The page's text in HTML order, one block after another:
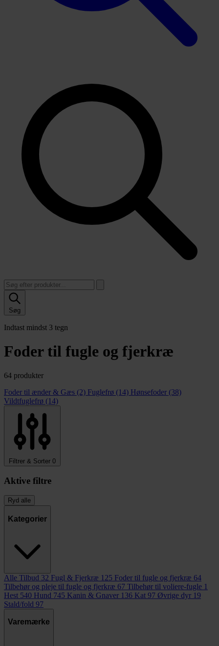
Søg
Indtast mindst 3 tegn
Foder til fugle og fjerkræ
64 produkter
Foder til ænder & Gæs (2) Fuglefrø (14) Hønsefoder (38)
Vildtfuglefrø (14)
Filtrer & Sorter 0
Aktive filtre
Ryd alle
Kategorier
Alle Tilbud 32 Fugl & Fjerkræ 125 Foder til fugle og fjerkræ 64
Tilbehør og pleje til fugle og fjerkræ 67 Tilbehør til voliere-fugle 1
Hest 540 Hund 745 Kanin & Gnaver 136 Kat 97 Øvrige dyr 19
Stald/fold 97
Varemærke